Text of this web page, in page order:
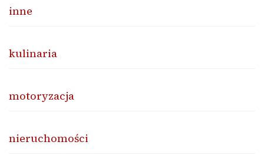
inne
kulinaria
motoryzacja
nieruchomości